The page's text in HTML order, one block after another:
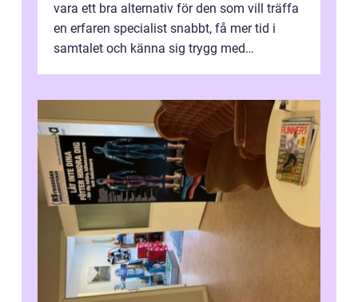
vara ett bra alternativ för den som vill träffa
en erfaren specialist snabbt, få mer tid i
samtalet och känna sig trygg med